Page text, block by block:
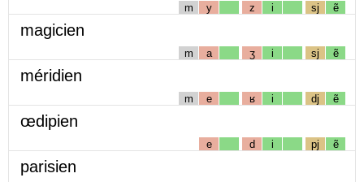
m y z i sj ẽ
magicien
m a ʒ i sj ẽ
méridien
m e ʁ i dj ẽ
œdipien
e d i pj ẽ
parisien